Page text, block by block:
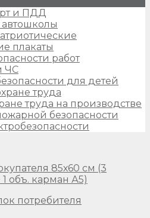
и ПДД
плакаты
работ
ЧС
для детей
труда
труда на производстве
безопасности
потребителя